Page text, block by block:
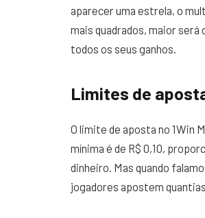
aparecer uma estrela, o
mais quadrados, maior será
todos os seus ganhos.
Limites de
O limite de aposta no 1Win
mínima é de R$ 0,10,
dinheiro. Mas quando
jogadores apostem